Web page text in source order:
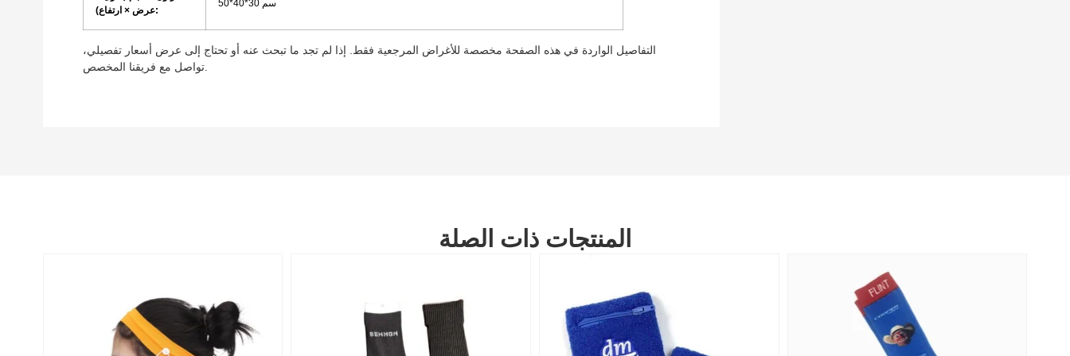
عرض × ارتفاع):
50*40*30 سم
التفاصيل الواردة في هذه الصفحة مخصصة للأغراض المرجعية فقط. إذا لم تجد ما تبحث عنه أو تحتاج إلى عرض أسعار تفصيلي،
تواصل مع فريقنا المخصص.
المنتجات ذات الصلة